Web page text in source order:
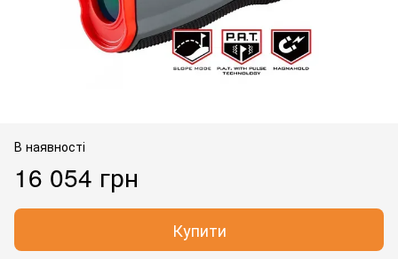
В наявності
16 054 грн
Купити